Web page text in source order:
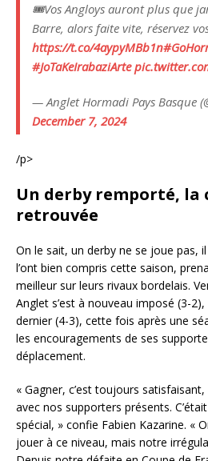
🎟️Vos Angloys auront plus que
Barre, alors faite vite, réservez
https://t.co/4aypyMBb1n
#JoTaKeIrabaziArte
— Anglet Hormadi Pays Basque
December 7, 2024
/p>
Un derby remporté, la
retrouvée
On le sait, un derby ne se joue pas,
l’ont bien compris cette saison,
meilleur sur leurs rivaux bordelais.
Anglet s’est à nouveau imposé (3-
dernier (4-3), cette fois après une
les encouragements de ses
déplacement.
« Gagner, c’est toujours
avec nos supporters présents.
spécial, » confie Fabien Kazarine. «
jouer à ce niveau, mais notre